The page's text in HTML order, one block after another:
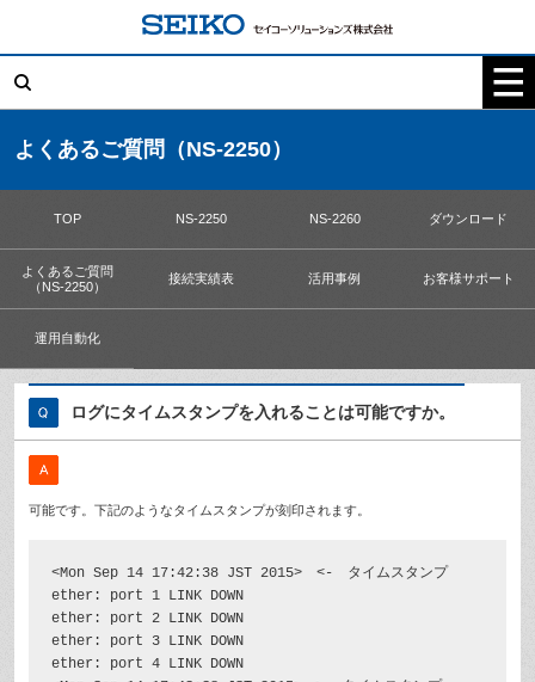
索:
よくあるご質問（NS-2250）
TOP NS-2250 NS-2260 ダウンロード
よくあるご質問
（NS-2250）
接続実績表 活用事例 お客様サポート
運用自動化
ログにタイムスタンプを入れることは可能ですか。
可能です。下記のようなタイムスタンプが刻印されます。
<Mon Sep 14 17:42:38 JST 2015>　<-　タイムスタンプ
ether: port 1 LINK DOWN
ether: port 2 LINK DOWN
ether: port 3 LINK DOWN
ether: port 4 LINK DOWN